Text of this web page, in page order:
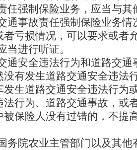
任强制保险业务，应当与其
通事故责任强制保险业务
亏损情况，可以要求或者
进行听证。
通安全违法行为和道路交
有发生道路交通安全违法
生道路交通安全违法行为
行为、道路交通事故，或
保险人没有过错的，不提
务院农业主管部门以及其